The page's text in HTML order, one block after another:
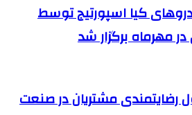
کیا اسپورتیج توسط
مهرماه برگزار شد
رضایتمندی مشتریان در صنعت